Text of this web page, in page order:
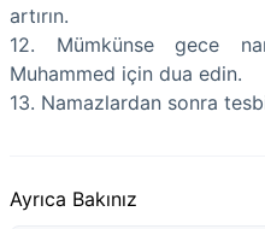
artırın.
12. Mümkünse gece
Muhammed için dua edin.
13. Namazlardan sonra
Ayrıca Bakınız